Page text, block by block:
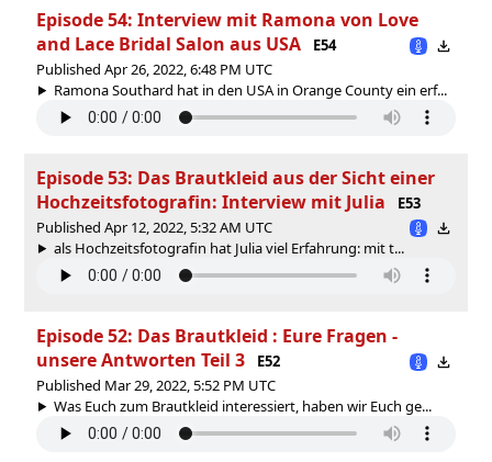
Episode 54: Interview mit Ramona von Love
and Lace Bridal Salon aus USA
E54
Published Apr 26, 2022, 6:48 PM UTC
Ramona Southard hat in den USA in Orange County ein erf...
Episode 53: Das Brautkleid aus der Sicht einer
Hochzeitsfotografin: Interview mit Julia
E53
Published Apr 12, 2022, 5:32 AM UTC
als Hochzeitsfotografin hat Julia viel Erfahrung: mit t...
Episode 52: Das Brautkleid : Eure Fragen -
unsere Antworten Teil 3
E52
Published Mar 29, 2022, 5:52 PM UTC
Was Euch zum Brautkleid interessiert, haben wir Euch ge...